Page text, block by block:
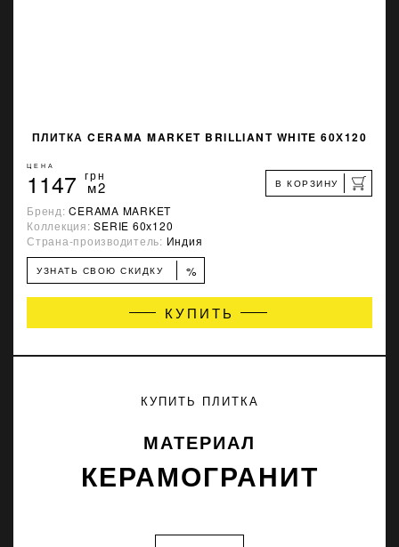
ПЛИТКА CERAMA MARKET BRILLIANT WHITE 60Х120
ЦЕНА
1147 грн
м2 В КОРЗИНУ
Бренд:CERAMA MARKET
Коллекция:SERIE 60х120
Страна-производитель: Индия
УЗНАТЬ СВОЮ СКИДКУ %
КУПИТЬ
КУПИТЬ ПЛИТКА
МАТЕРИАЛ
КЕРАМОГРАНИТ